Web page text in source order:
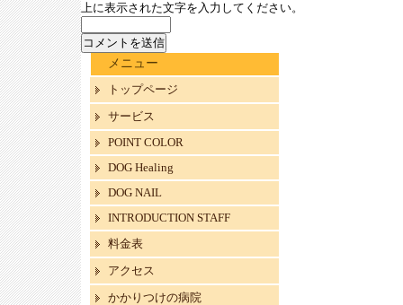
上に表示された文字を入力してください。
メニュー
トップページ
サービス
POINT COLOR
DOG Healing
DOG NAIL
INTRODUCTION STAFF
料金表
アクセス
かかりつけの病院